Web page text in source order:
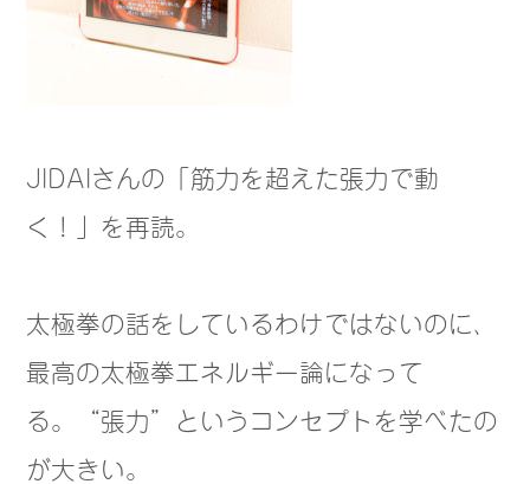
JIDAIさんの「筋力を超えた張力で動
く！」を再読。
太極拳の話をしているわけではないのに、
最高の太極拳エネルギー論になって
る。“張力”というコンセプトを学べたの
が大きい。